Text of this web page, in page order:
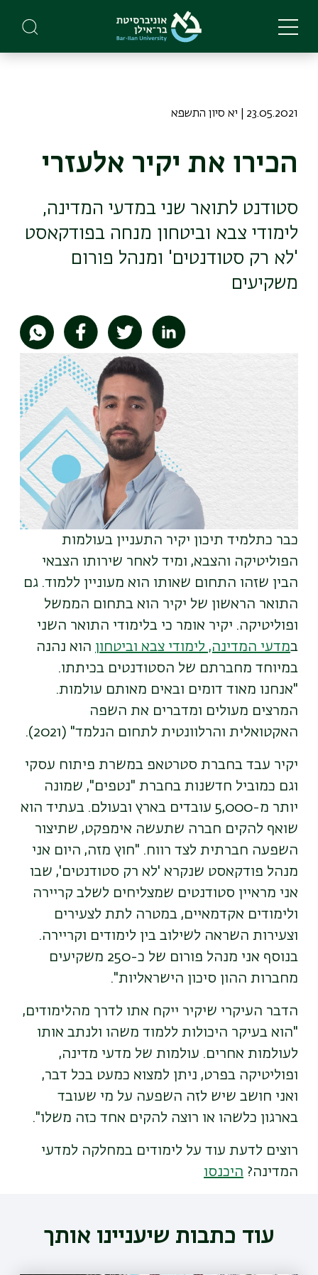
main
23.05.2021 | יא סיון התשפא
הכירו את יקיר אלעזרי
סטודנט לתואר שני במדעי המדינה,
לימודי צבא וביטחון מנחה בפודקאסט
'לא רק סטודנטים' ומנהל פורום
משקיעים
כבר כתלמיד תיכון יקיר התעניין בעולמות
הפוליטיקה והצבא, ומיד לאחר שירותו הצבאי
הבין שזהו התחום שאותו הוא מעוניין ללמוד. גם
התואר הראשון של יקיר הוא בתחום הממשל
ופוליטיקה. יקיר אומר כי בלימודי התואר השני
במדעי המדינה, לימודי צבא וביטחון הוא נהנה
במיוחד מחברתם של הסטודנטים בכיתתו.
"אנחנו מאוד דומים ובאים מאותם עולמות.
המרצים מעולים ומדברים את השפה
האקטואלית והרלוונטית לתחום הנלמד" (2021).
יקיר עבד בחברת סטרטאפ במשרת פיתוח עסקי
וגם כמוביל חדשנות בחברת "נטפים", שמונה
יותר מ-5,000 עובדים בארץ ובעולם. בעתיד הוא
שואף להקים חברה שתעשה אימפקט, שתיצור
השפעה חברתית לצד רווח. "חוץ מזה, היום אני
מנהל פודקאסט שנקרא 'לא רק סטודנטים', שבו
אני מראיין סטודנטים שמצליחים לשלב קריירה
ולימודים אקדמאיים, במטרה לתת לצעירים
וצעירות השראה לשילוב בין לימודים וקריירה.
בנוסף אני מנהל פורום של כ-250 משקיעים
מחברות ההון סיכון הישראליות".
הדבר העיקרי שיקיר ייקח אתו לדרך מהלימודים,
"הוא בעיקר היכולות ללמוד משהו ולנתב אותו
לעולמות אחרים. עולמות של מדעי מדינה,
ופוליטיקה בפרט, ניתן למצוא כמעט בכל דבר,
ואני חושב שיש לזה השפעה על מי שעובד
בארגון כלשהו או רוצה להקים אחד כזה משלו".
רוצים לדעת עוד על לימודים במחלקה למדעי
המדינה? היכנסו
עוד כתבות שיעניינו אותך